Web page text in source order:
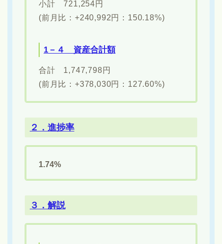
小計 721,254円
(前月比：+240,992円：150.18%)
1－４ 資産合計額
合計 1,747,798円
(前月比：+378,030円：127.60%)
２．進捗率
1.74%
３．解説